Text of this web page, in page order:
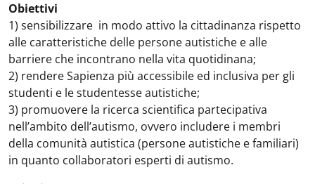
Obiettivi
1) sensibilizzare in modo attivo la cittadinanza rispetto
alle caratteristiche delle persone autistiche e alle
barriere che incontrano nella vita quotidinana;
2) rendere Sapienza più accessibile ed inclusiva per gli
studenti e le studentesse autistiche;
3) promuovere la ricerca scientifica partecipativa
nell’ambito dell’autismo, ovvero includere i membri
della comunità autistica (persone autistiche e familiari)
in quanto collaboratori esperti di autismo.